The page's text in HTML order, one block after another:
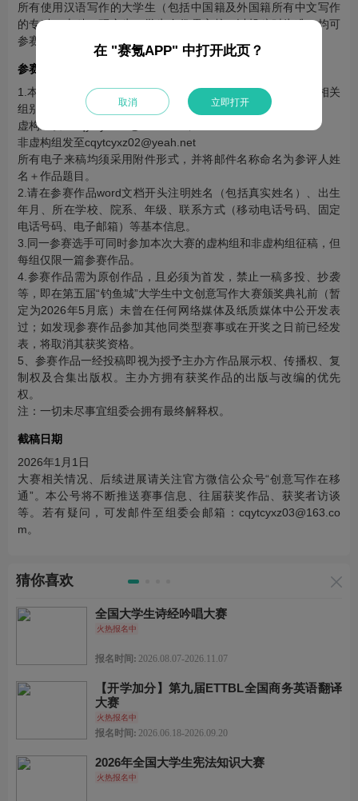
所有使用汉语写作的大学生（包括中国籍及外国籍所有中文写作
的专科、本科、研究生。学生身份需审核，以投稿时为准）均可
参赛。
参赛方式及要求
1.本次大赛仅接受电子来稿，参赛选手需将word文档投送至相关
组别邮箱：
虚构组发至cqytcyxz01@126.com；
非虚构组发至cqytcyxz02@yeah.net
所有电子来稿均须采用附件形式，并将邮件名称命名为参评人姓
名＋作品题目。
2.请在参赛作品word文档开头注明姓名（包括真实姓名）、出生
年月、所在学校、院系、年级、联系方式（移动电话号码、固定
电话号码、电子邮箱）等基本信息。
3.同一参赛选手可同时参加本次大赛的虚构组和非虚构组征稿，但
每组仅限一篇参赛作品。
4.参赛作品需为原创作品，且必须为首发，禁止一稿多投、抄袭
等，即在第五届“钓鱼城”大学生中文创意写作大赛颁奖典礼前（暂
定为2026年5月底）未曾在任何网络媒体及纸质媒体中公开发表
过；如发现参赛作品参加其他同类型赛事或在开奖之日前已经发
表，将取消其获奖资格。
5、参赛作品一经投稿即视为授予主办方作品展示权、传播权、复
制权及合集出版权。主办方拥有获奖作品的出版与改编的优先
权。
注：一切未尽事宜组委会拥有最终解释权。
截稿日期
2026年1月1日
大赛相关情况、后续进展请关注官方微信公众号“创意写作在移
通”。本公号将不断推送赛事信息、往届获奖作品、获奖者访谈
等。若有疑问，可发邮件至组委会邮箱：cqytcyxz03@163.co
m。
猜你喜欢
全国大学生诗经吟唱大赛
火热报名中
报名时间: 2026.08.07-2026.11.07
【开学加分】第九届ETTBL全国商务英语翻译
大赛
火热报名中
报名时间: 2026.06.18-2026.09.20
2026年全国大学生宪法知识大赛
火热报名中
在 "赛氪APP" 中打开此页？
取消 立即打开